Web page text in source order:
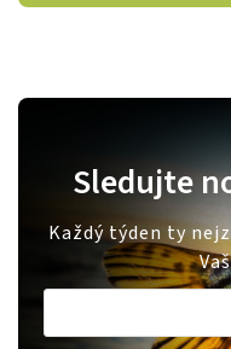
Sledujte
Každý týden ty